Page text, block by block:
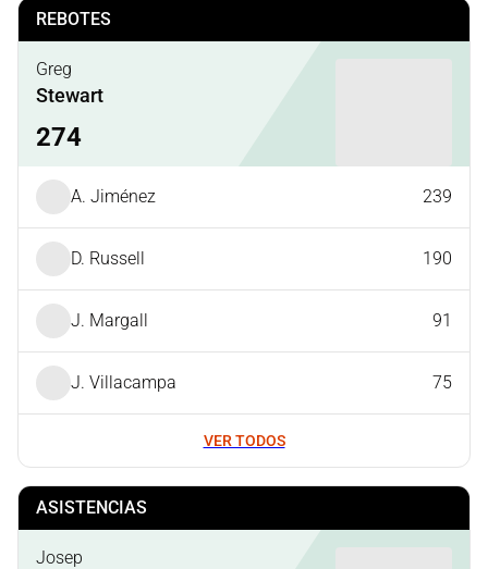
REBOTES
Greg
Stewart
274
A. Jiménez 239
D. Russell 190
J. Margall 91
J. Villacampa 75
VER TODOS
ASISTENCIAS
Josep